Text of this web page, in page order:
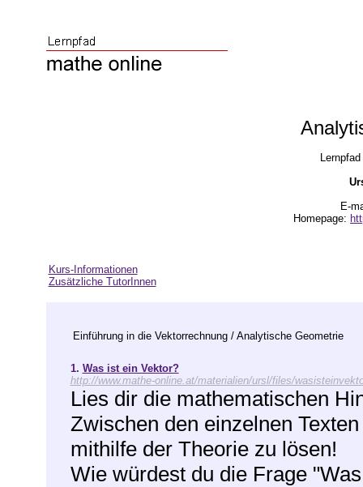
E-
Homepage:
Kurs-Informationen
Zusätzliche TutorInnen
Einführung in die Vektorrechnung / Analytische Geometrie
1. Was ist ein Vektor?
http://www.mathe-online.at/materialien/ursl/files/
Lies dir die mathematischen
Zwischen den einzelnen
mithilfe der Theorie zu lösen!
Wie würdest du die Frage